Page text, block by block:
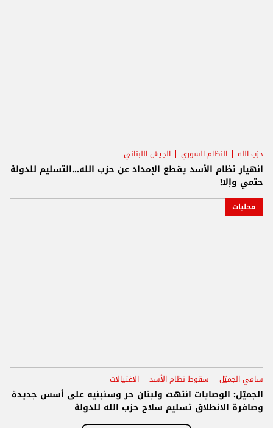
حزب الله النظام السوري الجيش اللبناني
انهيار نظام الأسد يقطع الإمداد عن حزب الله...التسليم للدولة
حتمي وإلا!
محليات
سامي الجميّل سقوط نظام الأسد الاغتيالات
الجميّل: الوصايات انتهت ولبنان حر وسنبنيه على أسس جديدة
وصافرة الانطلاق تسليم سلاح حزب الله للدولة